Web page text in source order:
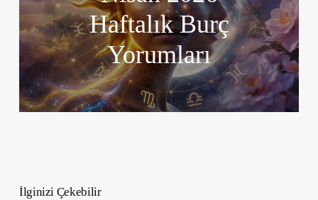
Haftalık Burç
Yorumları
İlginizi Çekebilir